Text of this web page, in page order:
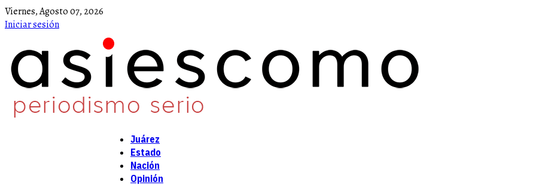
Viernes,Agosto07, 2026
Iniciar sesión
Juárez
Estado
Nación
Opinión